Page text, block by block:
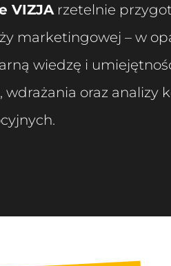
VIZJArzetelnie
marketingowej – w
wiedzę i
wdrażania oraz analizy